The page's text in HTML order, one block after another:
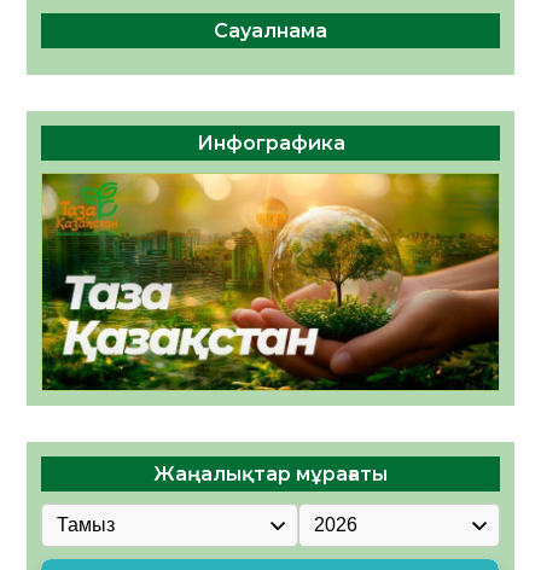
Сауалнама
Инфографика
Жаңалықтар мұрағаты